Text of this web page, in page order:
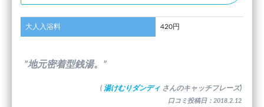
大人入浴料 420円
”地元密着型銭湯。”
( 湯けむりダンディ さんのキャッチフレーズ)
口コミ投稿日：2018.2.12